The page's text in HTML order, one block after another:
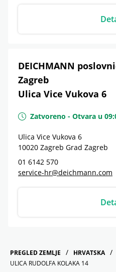
DEICHMANN
Zagreb
Ulica Vice Vukova 6
Zatvoreno - Otvara u
Ulica Vice Vukova 6
10020 Zagreb Grad Zagreb
01 6142 570
service-hr@deichmann.com
PREGLED ZEMLJE HRVATSKA
ULICA RUDOLFA KOLAKA 14